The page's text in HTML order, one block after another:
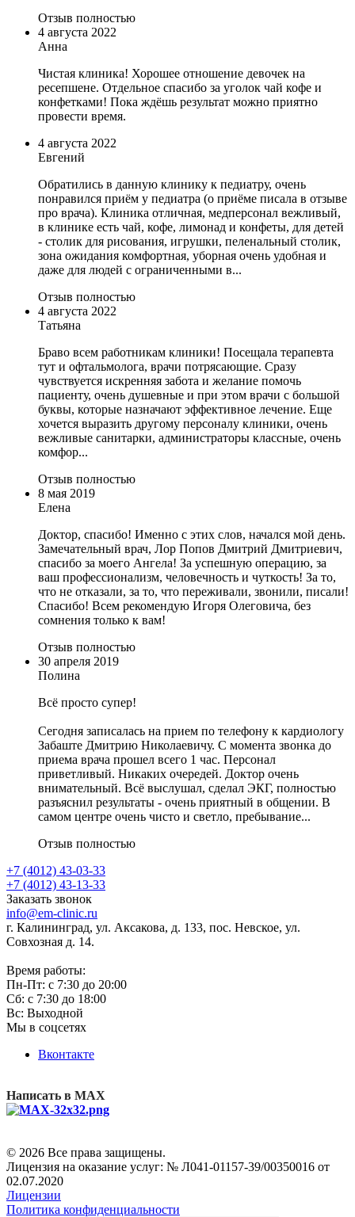
Отзыв полностью
4 августа 2022
Анна
Чистая клиника! Хорошее отношение девочек на
ресепшене. Отдельное спасибо за уголок чай кофе и
конфетками! Пока ждёшь результат можно приятно
провести время.
4 августа 2022
Евгений
Обратились в данную клинику к педиатру, очень
понравился приём у педиатра (о приёме писала в отзыве
про врача). Клиника отличная, медперсонал вежливый,
в клинике есть чай, кофе, лимонад и конфеты, для детей
- столик для рисования, игрушки, пеленальный столик,
зона ожидания комфортная, уборная очень удобная и
даже для людей с ограниченными в...
Отзыв полностью
4 августа 2022
Татьяна
Браво всем работникам клиники! Посещала терапевта
тут и офтальмолога, врачи потрясающие. Сразу
чувствуется искренняя забота и желание помочь
пациенту, очень душевные и при этом врачи с большой
буквы, которые назначают эффективное лечение. Еще
хочется выразить другому персоналу клиники, очень
вежливые санитарки, администраторы классные, очень
комфор...
Отзыв полностью
8 мая 2019
Елена
Доктор, спасибо! Именно с этих слов, начался мой день.
Замечательный врач, Лор Попов Дмитрий Дмитриевич,
спасибо за моего Ангела! За успешную операцию, за
ваш профессионализм, человечность и чуткость! За то,
что не отказали, за то, что переживали, звонили, писали!
Спасибо! Всем рекомендую Игоря Олеговича, без
сомнения только к вам!
Отзыв полностью
30 апреля 2019
Полина
Всё просто супер!
Сегодня записалась на прием по телефону к кардиологу
Забаште Дмитрию Николаевичу. С момента звонка до
приема врача прошел всего 1 час. Персонал
приветливый. Никаких очередей. Доктор очень
внимательный. Всё выслушал, сделал ЭКГ, полностью
разъяснил результаты - очень приятный в общении. В
самом центре очень чисто и светло, пребывание...
Отзыв полностью
+7 (4012) 43-03-33
+7 (4012) 43-13-33
Заказать звонок
info@em-clinic.ru
г. Калининград, ул. Аксакова, д. 133, пос. Невское, ул.
Совхозная д. 14.
Время работы:
Пн-Пт: с 7:30 до 20:00
Сб: с 7:30 до 18:00
Вс: Выходной
Мы в соцсетях
Вконтакте
Написать в MAX
© 2026 Все права защищены.
Лицензия на оказание услуг: № Л041-01157-39/00350016 от
02.07.2020
Лицензии
Политика конфиденциальности